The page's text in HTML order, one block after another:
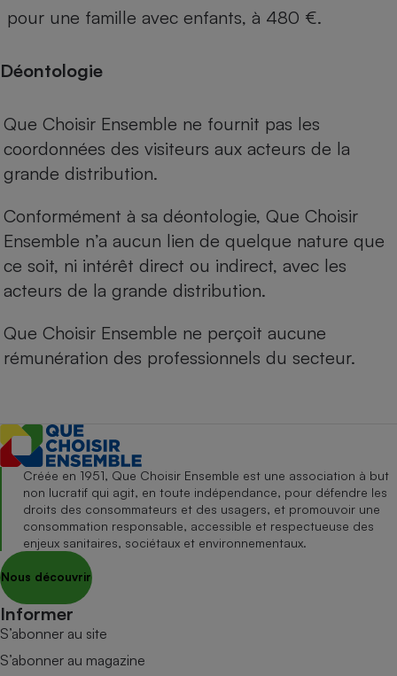
pour une famille avec enfants, à 480 €.
Déontologie
Que Choisir Ensemble ne fournit pas les
coordonnées des visiteurs aux acteurs de la
grande distribution.
Conformément à sa déontologie, Que Choisir
Ensemble n’a aucun lien de quelque nature que
ce soit, ni intérêt direct ou indirect, avec les
acteurs de la grande distribution.
Que Choisir Ensemble ne perçoit aucune
rémunération des professionnels du secteur.
Créée en 1951, Que Choisir Ensemble est une association à but
non lucratif qui agit, en toute indépendance, pour défendre les
droits des consommateurs et des usagers, et promouvoir une
consommation responsable, accessible et respectueuse des
enjeux sanitaires, sociétaux et environnementaux.
Nous découvrir
Informer
S’abonner au site
S’abonner au magazine